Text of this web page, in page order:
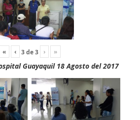
« ‹ 3de3 › »
Guayaquil 18 Agosto del 2017